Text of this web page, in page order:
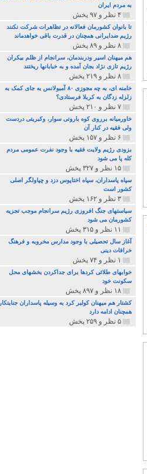
به مردم ایران
۴ نظر و ۹۷ پخش
تا بانوان کشورمان فعالانه در تظاهرات شرکت نکنند
رژیم ضدایرانی همچنان در قدرت باقی خواهدماند
۸ نظر و ۸۹ پخش
هم میهنان اسیر ودربندمان، سرانجام از ظلم بیکران
رژیم تازی نژاد بجان آمده و به خبابانها ریختند
۸ نظر و ۲۱۹ پخش
خامنه ای، به چه مجوزی ۸۰ آمبولانس به جای کمک به
زلزله زدگان به کربلا فرستادی؟
۷ نظر و ۲۱۰ پخش
خاورمیانه برروی کوه باروتی سوار، وکبریتی دردست
ولی فقیه در کنار آن
۶ نظر و ۱۵۷ پخش
بزودی رژیم ولایت فقیه با وجود نفرت عمومی مردم
کله پا می شود
۱۵ نظر و ۳۲۷ پخش
سپاه پاسداران، سپاه اختاپوس دزد و چپاولگر اصلی
کشور است
۳ نظر و ۱۶۲ پخش
سیاستهای جنگ افروزی رژیم سرانجام موجب تجزیه
کشورمان می شود
۱۱ نظر و ۳۱۵ پخش
آغاز سال تحصیلی با وجود مدارس مخروبه و فرهنگ
خرافات دینی
۱ نظر و ۷۴ پخش
خوابهای طلائی کردها برای جداکردن بخشهای محل
سکونت خود
۱۸ نظر و ۸۹۷ پخش
کشتار هم میهنان کولبر کرد به وسیله پاسداران جنایتکار
همچنان ادامه دارد
۵ نظر و ۲۵۹ پخش